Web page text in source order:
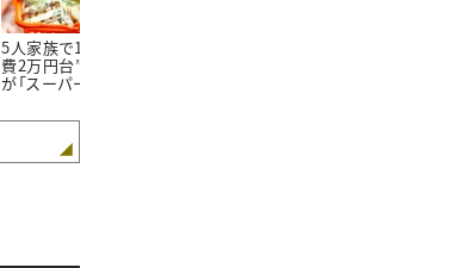
5人家族で1か月の“食
費2万円台”。そんな私
が「スーパーで買わない